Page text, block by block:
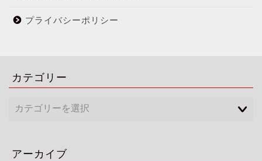
プライバシーポリシー
カテゴリー
アーカイブ